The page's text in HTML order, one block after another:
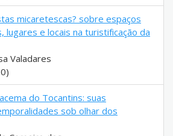
micaretescas? sobre espaços
lugares e locais na turistificação da
Valadares
do Tocantins: suas
sob olhar dos